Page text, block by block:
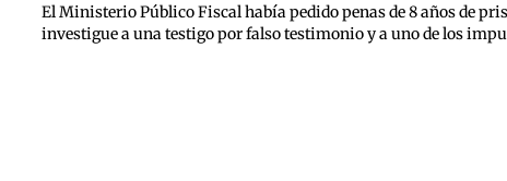
El Ministerio Público Fiscal había pedido penas de 8 años de
investigue a una testigo por falso testimonio y a uno de los